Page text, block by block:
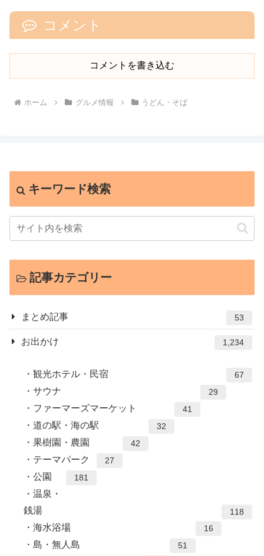
コメント
コメントを書き込む
ホーム グルメ情報 うどん・そば
キーワード検索
記事カテゴリー
まとめ記事 53
お出かけ 1,234
観光ホテル・民宿 67
サウナ 29
ファーマーズマーケット 41
道の駅・海の駅 32
果樹園・農園 42
テーマパーク 27
公園 181
温泉・
銭湯
118
海水浴場 16
島・無人島 51